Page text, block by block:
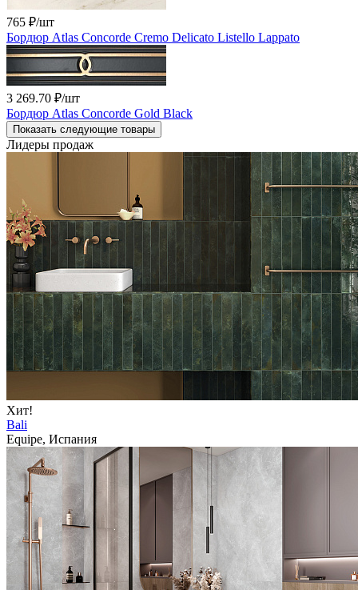
765 ₽/шт
Бордюр Atlas Concorde Cremo Delicato Listello Lappato
3 269.70 ₽/шт
Бордюр Atlas Concorde Gold Black
Показать следующие товары
Лидеры продаж
Хит!
Bali
Equipe, Испания